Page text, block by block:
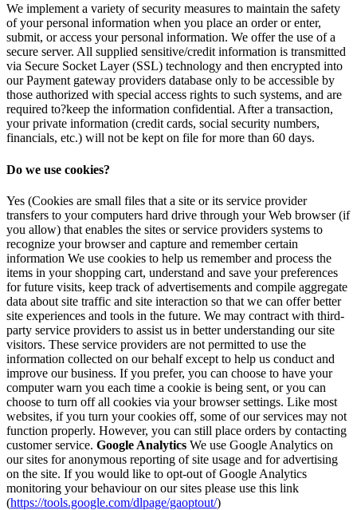
We implement a variety of security measures to maintain the safety
of your personal information when you place an order or enter,
submit, or access your personal information. We offer the use of a
secure server. All supplied sensitive/credit information is transmitted
via Secure Socket Layer (SSL) technology and then encrypted into
our Payment gateway providers database only to be accessible by
those authorized with special access rights to such systems, and are
required to?keep the information confidential. After a transaction,
your private information (credit cards, social security numbers,
financials, etc.) will not be kept on file for more than 60 days.
Do we use cookies?
Yes (Cookies are small files that a site or its service provider
transfers to your computers hard drive through your Web browser (if
you allow) that enables the sites or service providers systems to
recognize your browser and capture and remember certain
information We use cookies to help us remember and process the
items in your shopping cart, understand and save your preferences
for future visits, keep track of advertisements and compile aggregate
data about site traffic and site interaction so that we can offer better
site experiences and tools in the future. We may contract with third-
party service providers to assist us in better understanding our site
visitors. These service providers are not permitted to use the
information collected on our behalf except to help us conduct and
improve our business. If you prefer, you can choose to have your
computer warn you each time a cookie is being sent, or you can
choose to turn off all cookies via your browser settings. Like most
websites, if you turn your cookies off, some of our services may not
function properly. However, you can still place orders by contacting
customer service. Google Analytics We use Google Analytics on
our sites for anonymous reporting of site usage and for advertising
on the site. If you would like to opt-out of Google Analytics
monitoring your behaviour on our sites please use this link
(https://tools.google.com/dlpage/gaoptout/)